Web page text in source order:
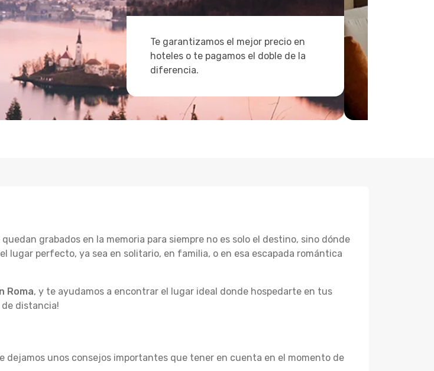
Te garantizamos el mejor precio en
hoteles o te pagamos el doble de la
diferencia.
grabados en la memoria para siempre no es solo el destino, sino dónde
lugar perfecto, ya sea en solitario, en familia, o en esa escapada romántica
Roma, y te ayudamos a encontrar el lugar ideal donde hospedarte en tus
de distancia!
dejamos unos consejos importantes que tener en cuenta en el momento de